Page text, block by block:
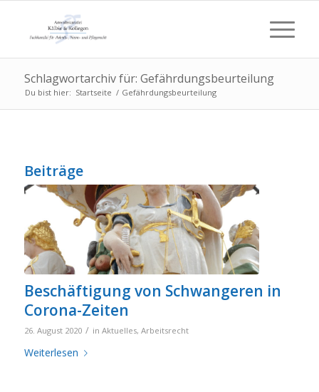
Schlagwortarchiv für: Gefährdungsbeurteilung
Du bist hier: Startseite / Gefährdungsbeurteilung
Beiträge
Beschäftigung von Schwangeren in
Corona-Zeiten
26. August 2020 / in Aktuelles, Arbeitsrecht
Weiterlesen